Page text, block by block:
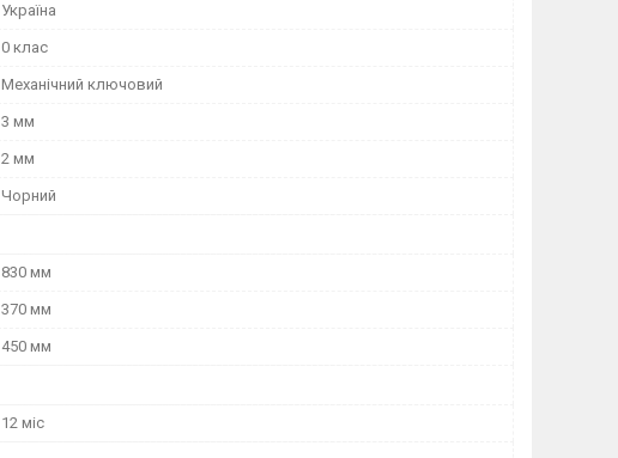
Україна
0 клас
Механічний ключовий
3 мм
2 мм
Чорний
830 мм
370 мм
450 мм
12 міс